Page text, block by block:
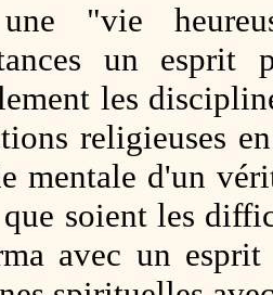
"vie
un esprit
les
religieuses
mentale d'un
soient les
avec un